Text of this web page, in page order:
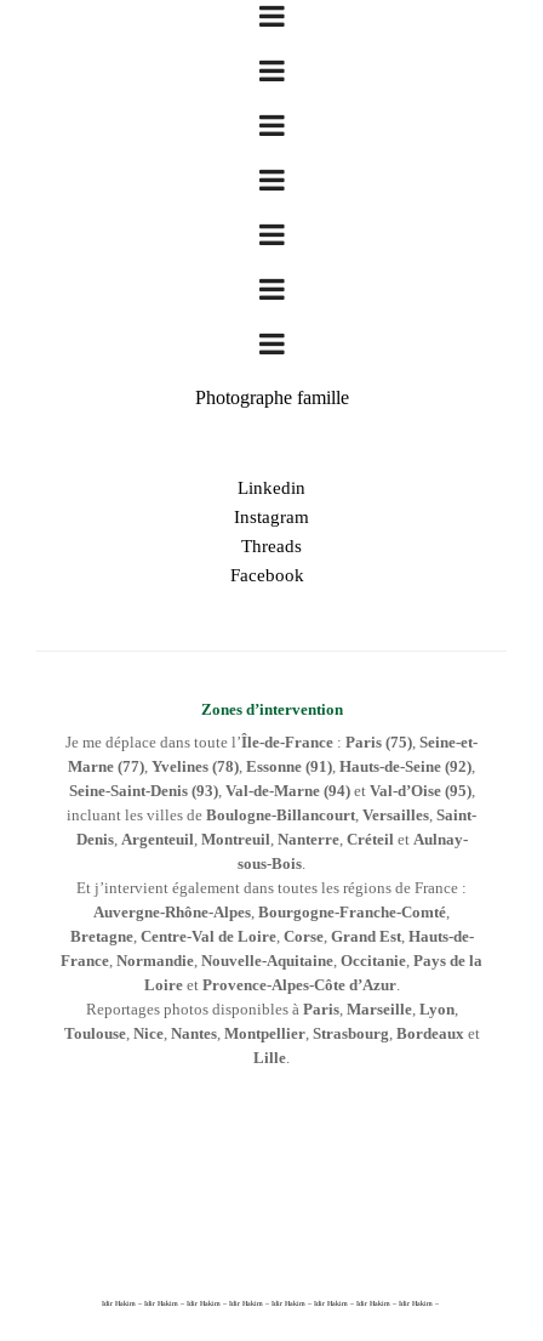
Photographe famille
Linkedin
Instagram
Threads
Facebook
Zones d’intervention
Je me déplace dans toute l’Île-de-France : Paris (75) Seine-et-
Marne (77) Yvelines (78) Essonne (91) Hauts-de-Seine (92)
Seine-Saint-Denis (93), Val-de-Marne (94)et Val-d’Oise (95),
incluant les villes de Boulogne-Billancourt Versailles Saint-
Denis, Argenteuil Montreuil Nanterre, Créteil et Aulnay-
sous-Bois
Et j’intervient également dans toutes les régions de France :
Auvergne-Rhône-Alpes Bourgogne-Franche-Comté
Bretagne, Centre-Val de Loire, Corse, Grand Est, Hauts-de-
France Normandie Nouvelle-Aquitaine Occitanie Pays de la
Loireet Provence-Alpes-Côte d’Azur.
Reportages photos disponibles à Paris, Marseille, Lyon,
Toulouse, Nice, Nantes, Montpellier, Strasbourg Bordeaux et
Lille
Idir Hakim – Idir Hakim – Idir Hakim – Idir Hakim – Idir Hakim – Idir Hakim – Idir Hakim – Idir Hakim –